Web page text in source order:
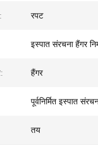
रपट
इस्पात संरचना हैंगर
हैंगर
पूर्वनिर्मित इस्पात
तय